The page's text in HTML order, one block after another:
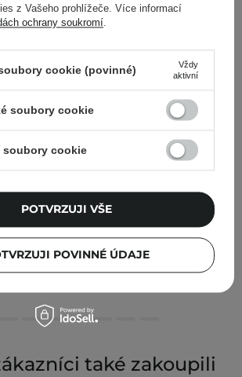
One Step Mild Cleansing Pad -
na obličej - 60ks/230ml
455,00 Kč
také zakoupili
z Vašeho prohlížeče. Více informací
ochrany soukromí
cookie (povinné)
Vždy
aktivní
soubory cookie
soubory cookie
POVINNÉ ÚDAJE
POTVRZUJI VŠE